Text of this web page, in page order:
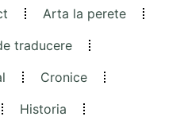
Arta la perete
traducere
Cronice
Historia